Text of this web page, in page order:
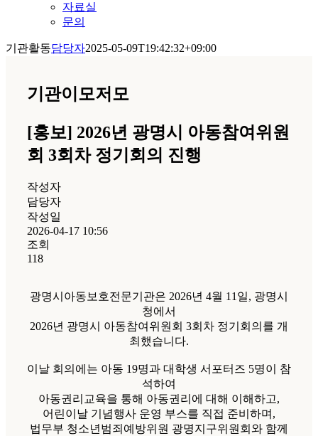
자료실
문의
기관활동담당자2025-05-09T19:42:32+09:00
기관이모저모
[홍보] 2026년 광명시 아동참여위원
회 3회차 정기회의 진행
작성자
담당자
작성일
2026-04-17 10:56
조회
118
광명시아동보호전문기관은 2026년 4월 11일, 광명시
청에서
2026년 광명시 아동참여위원회 3회차 정기회의를 개
최했습니다.
이날 회의에는 아동 19명과 대학생 서포터즈 5명이 참
석하여
아동권리교육을 통해 아동권리에 대해 이해하고,
어린이날 기념행사 운영 부스를 직접 준비하며,
법무부 청소년범죄예방위원 광명지구위원회와 함께